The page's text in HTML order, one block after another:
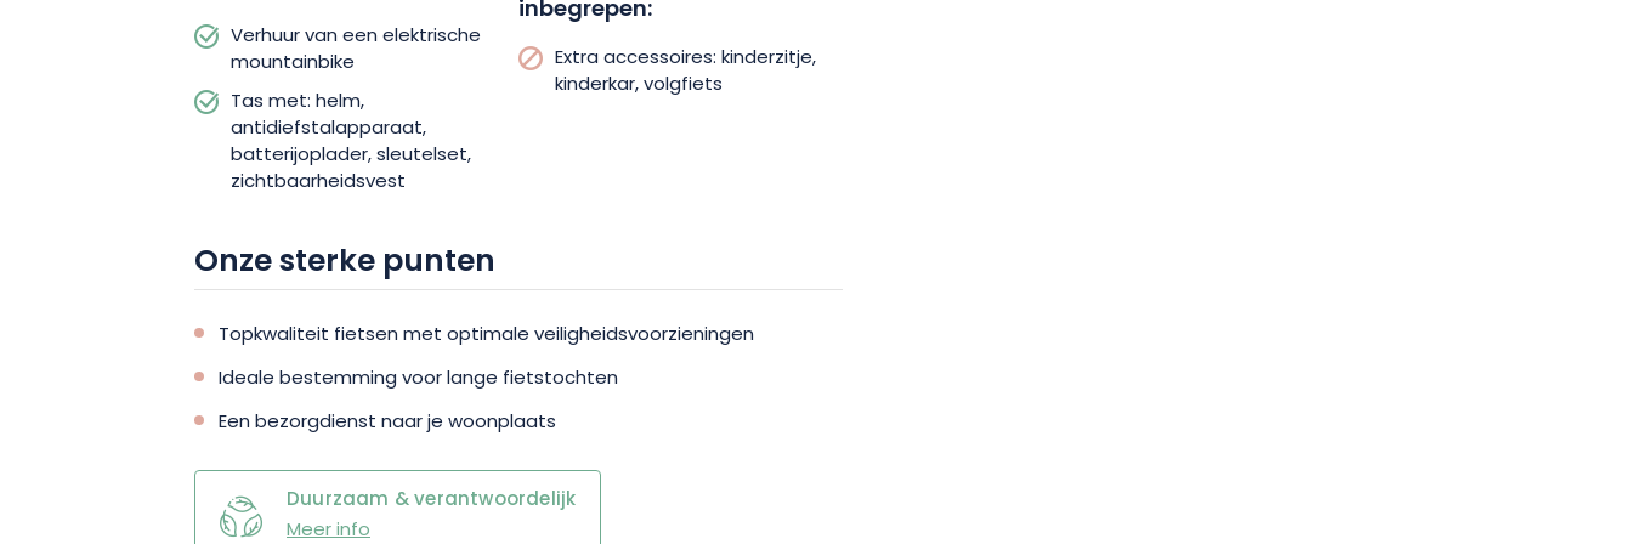
Verhuur van een elektrische
mountainbike
Tas met: helm,
antidiefstalapparaat,
batterijoplader, sleutelset,
zichtbaarheidsvest
inbegrepen:
Extra accessoires: kinderzitje,
kinderkar, volgfiets
Onze sterke punten
Topkwaliteit fietsen met optimale veiligheidsvoorzieningen
Ideale bestemming voor lange fietstochten
Een bezorgdienst naar je woonplaats
Duurzaam & verantwoordelijk
Meer info